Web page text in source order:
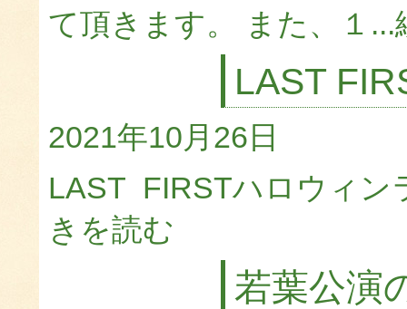
て頂きます。 また、１...
LAST
2021年10月26日
LAST FIRSTハロウィ
きを読む
若葉公演